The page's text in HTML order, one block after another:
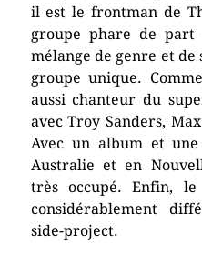
il est le frontman de
groupe phare de part
mélange de genre et
groupe unique.
aussi chanteur du
avec Troy Sanders,
Avec un album et
Australie et en
très occupé. Enfin,
considérablement
side-project.